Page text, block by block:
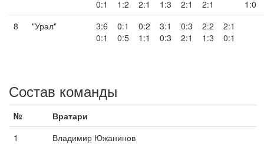
0:1
1:2
2:1
1:3
2:1
2:1
1:0
8
"Урал"
3:6
0:1
0:1
0:5
0:2
1:1
3:1
0:3
0:3
2:1
2:2
1:3
2:1
0:1
Состав команды
№
Вратари
1
Владимир Южанинов